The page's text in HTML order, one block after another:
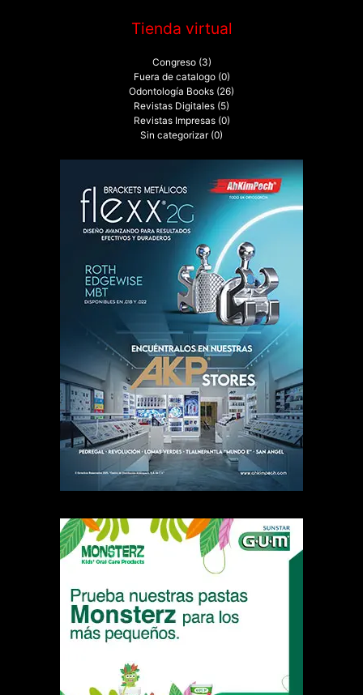
Tienda virtual
Congreso (3)
Fuera de catalogo (0)
Odontología Books (26)
Revistas Digitales (5)
Revistas Impresas (0)
Sin categorizar (0)